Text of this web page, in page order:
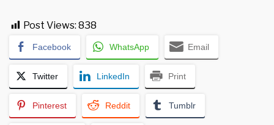
Post Views: 838
Facebook WhatsApp Email
Twitter LinkedIn Print
Pinterest Reddit Tumblr